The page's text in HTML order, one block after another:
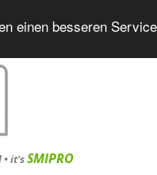
einen besseren
•it'sSMIPRO